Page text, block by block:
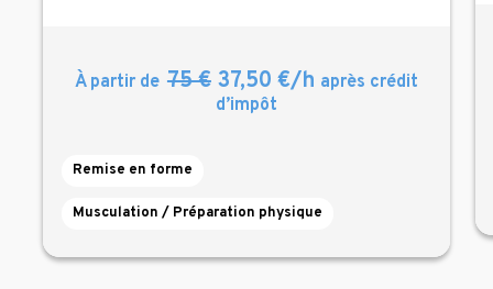
À partir de 75 €37,50 €/h après crédit
d’impôt
Remise en forme
Musculation / Préparation physique